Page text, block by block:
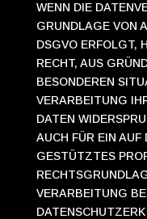
WENN DIE
GRUNDLAGE VON
DSGVO ERFOLGT,
RECHT, AUS
BESONDEREN
VERARBEITUNG
DATEN
AUCH FÜR EIN AUF
GESTÜTZTES
VERARBEITUNG